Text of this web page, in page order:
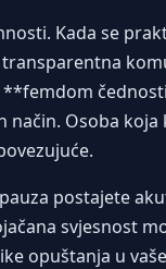
Kada se
**femdom
Osoba
postajete
svjesnost
opuštanja u